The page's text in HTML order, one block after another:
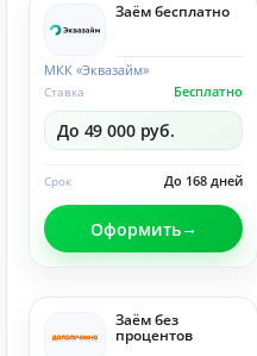
Заём бесплатно
МКК «Эквазайм»
Бесплатно
Ставка
До 49 000 руб.
До 168 дней
Срок
Оформить
Заём без
процентов